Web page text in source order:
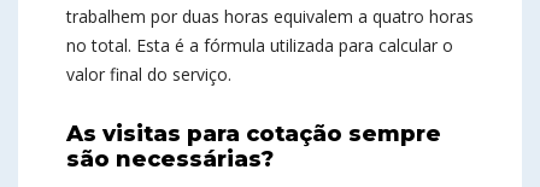
trabalhem por duas horas equivalem a quatro horas
no total. Esta é a fórmula utilizada para calcular o
valor final do serviço.
As visitas para cotação sempre
são necessárias?